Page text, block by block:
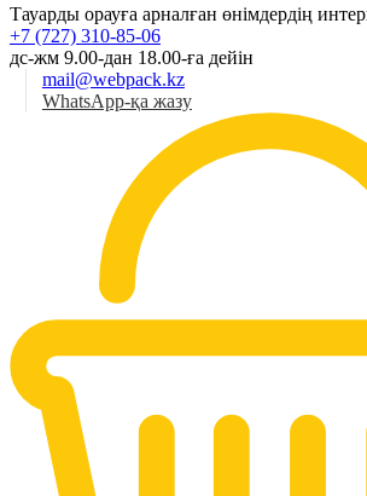
Тауарды орауға арналған өнімдердің
+7 (727) 310-85-06
дс-жм 9.00-дан 18.00-ға дейін
mail@webpack.kz
WhatsApp-қа жазу